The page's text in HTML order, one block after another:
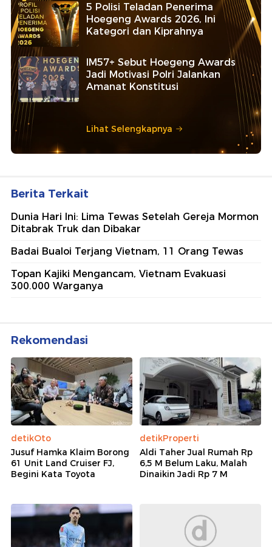
5 Polisi Teladan Penerima
Hoegeng Awards 2026, Ini
Kategori dan Kiprahnya
IM57+ Sebut Hoegeng Awards
Jadi Motivasi Polri Jalankan
Amanat Konstitusi
Lihat Selengkapnya
Berita Terkait
Dunia Hari Ini: Lima Tewas Setelah Gereja Mormon
Ditabrak Truk dan Dibakar
Badai Bualoi Terjang Vietnam, 11 Orang Tewas
Topan Kajiki Mengancam, Vietnam Evakuasi
300.000 Warganya
Rekomendasi
detikOto
Jusuf Hamka Klaim Borong
61 Unit Land Cruiser FJ,
Begini Kata Toyota
detikProperti
Aldi Taher Jual Rumah Rp
6,5 M Belum Laku, Malah
Dinaikin Jadi Rp 7 M